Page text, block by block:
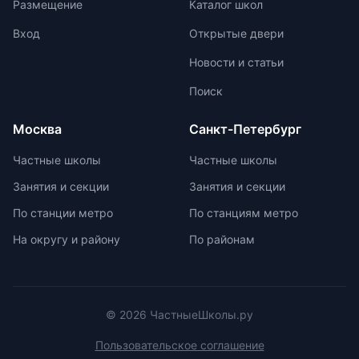
времени для тщательной
проработки процедуры и нюансов
Размещение
Вход
Каталог школ
Открытые двери
Новости и статьи
Поиск
Москва
Частные школы
Занятия и секции
По станции метро
На округу и району
Санкт-Петербург
Частные школы
Занятия и секции
По станциям метро
По районам
© 2026 ЧастныеШколы.ру
Пользовательское соглашение